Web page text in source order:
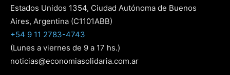
Estados Unidos 1354, Ciudad Autónoma de Buenos
Aires, Argentina (C1101ABB)
+54 9 11 2783-4743
(Lunes a viernes de 9 a 17 hs.)
noticias@economiasolidaria.com.ar